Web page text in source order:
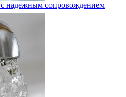
надежным сопровождением